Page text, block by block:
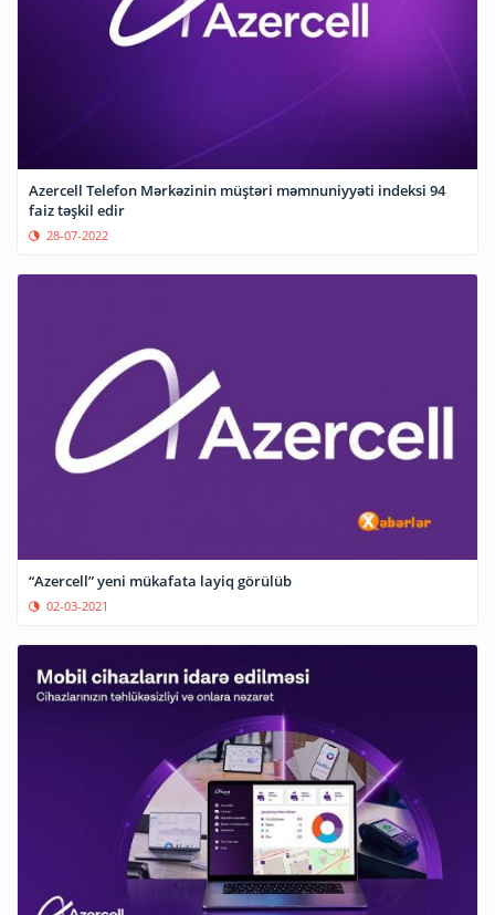
Azercell Telefon Mərkəzinin müştəri məmnuniyyəti indeksi 94
faiz təşkil edir
28-07-2022
“Azercell” yeni mükafata layiq görülüb
02-03-2021